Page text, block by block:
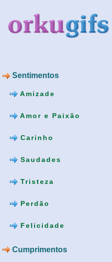
Sentimentos
Amizade
Amor e Paixão
Carinho
Saudades
Tristeza
Perdão
Felicidade
Cumprimentos